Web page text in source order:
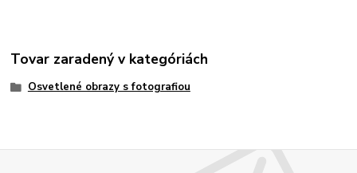
Tovar zaradený v kategóriách
Osvetlené obrazy s fotografiou